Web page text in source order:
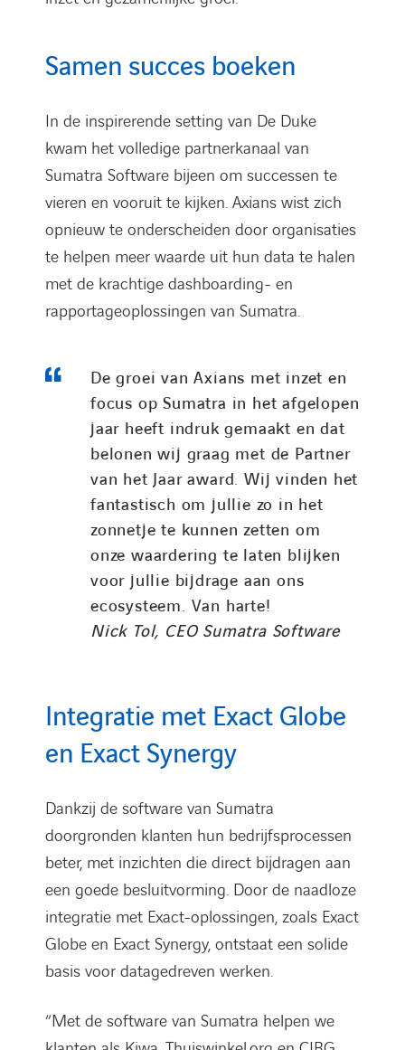
Samen succes boeken
In de inspirerende setting van De Duke
kwam het volledige partnerkanaal van
Sumatra Software bijeen om successen te
vieren en vooruit te kijken. Axians wist zich
opnieuw te onderscheiden door organisaties
te helpen meer waarde uit hun data te halen
met de krachtige dashboarding- en
rapportageoplossingen van Sumatra.
De groei van Axians met inzet en
focus op Sumatra in het afgelopen
jaar heeft indruk gemaakt en dat
belonen wij graag met de Partner
van het Jaar award. Wij vinden het
fantastisch om jullie zo in het
zonnetje te kunnen zetten om
onze waardering te laten blijken
voor jullie bijdrage aan ons
ecosysteem. Van harte!
Nick Tol, CEO Sumatra Software
Integratie met Exact Globe
en Exact Synergy
Dankzij de software van Sumatra
doorgronden klanten hun bedrijfsprocessen
beter, met inzichten die direct bijdragen aan
een goede besluitvorming. Door de naadloze
integratie met Exact-oplossingen, zoals Exact
Globe en Exact Synergy, ontstaat een solide
basis voor datagedreven werken.
“Met de software van Sumatra helpen we